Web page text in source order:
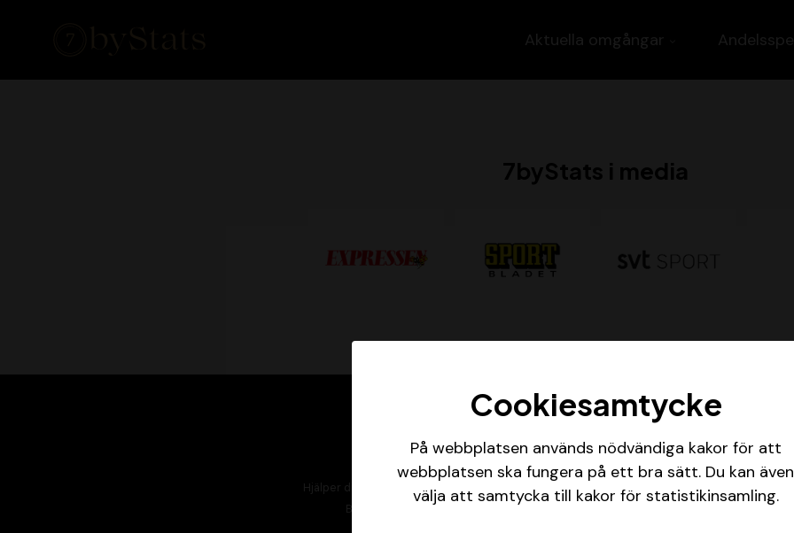
Aktuella omgångar
7byStats i media
Hjälper dig att hålla koll på ditt spelande
Besök
ATG.se/atgcheck
Har spelandet
eller
Cookiesamtycke
På webbplatsen används nödvändiga kakor för att
webbplatsen ska fungera på ett bra sätt. Du kan även
välja att samtycka till kakor för statistikinsamling.